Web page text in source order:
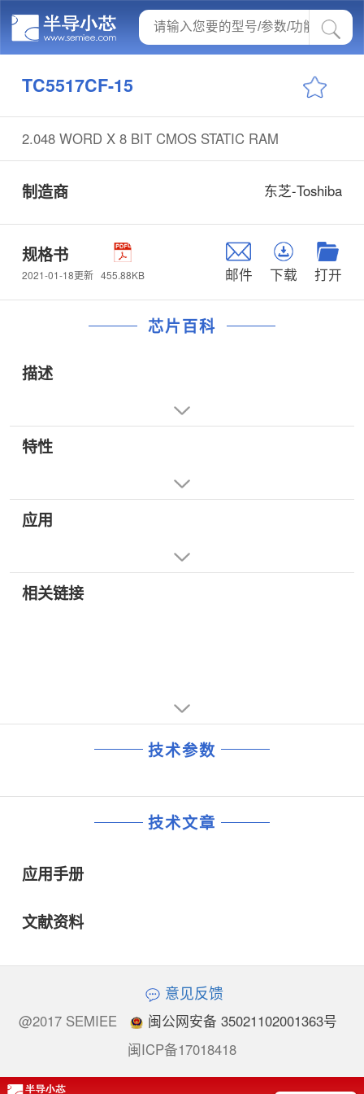
TC5517CF-15
2.048 WORD X 8 BIT CMOS STATIC RAM
制造商 东芝-Toshiba
规格书
2021-01-18更新 455.88KB 邮件 下载 打开
芯片百科
描述
特性
应用
相关链接
技术参数
技术文章
应用手册
文献资料
意见反馈
@2017 SEMIEE
闽公网安备 35021102001363号
闽ICP备17018418